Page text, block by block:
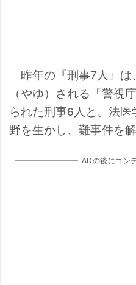
昨年の『刑事7人』は
（やゆ）される「警視
られた刑事6人と、法
野を生かし、難事件を
ADの後にコン